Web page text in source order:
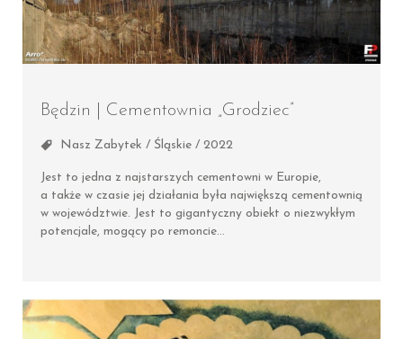
Będzin | Cementownia „Grodziec”
Nasz Zabytek / Śląskie / 2022
Jest to jedna z najstarszych cementowni w Europie,
a także w czasie jej działania była największą cementownią
w województwie. Jest to gigantyczny obiekt o niezwykłym
potencjale, mogący po remoncie…